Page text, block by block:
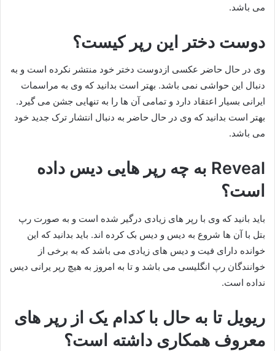
می باشد.
دوست دختر این رپر کیست؟
وی در حال حاضر عکسی ازدوست دختر خود منتشر نکرده است و به
دنبال این حواشی نمی باشد. بهتر است بدانید که وی به مراسمات
ایرانی بسیار اعتقاد دارد و تمامی آن ها را به تنهایی جشن می گیرد.
بهتر است بدانید که وی در حال حاضر به دنبال انتشار ترک جدید خود
می باشد.
Reveal به چه رپر هایی دیس داده
است؟
باید بانید که وی با رپر های زیادی درگیر شده است و به صورت رپ
بتل با آن ها شروع به دیس و دیس بک کرده اند. باید بدانید که این
خوانده دارای فیت و دیس های زیادی می باشد که به برخی از
خوانندگان رپ انگلیسی می باشد و تا به امروز به هیچ رپر یرانی دیس
نداده است.
ریویل تا به حال با کدام یک از رپر های
معروف همکاری داشته است؟